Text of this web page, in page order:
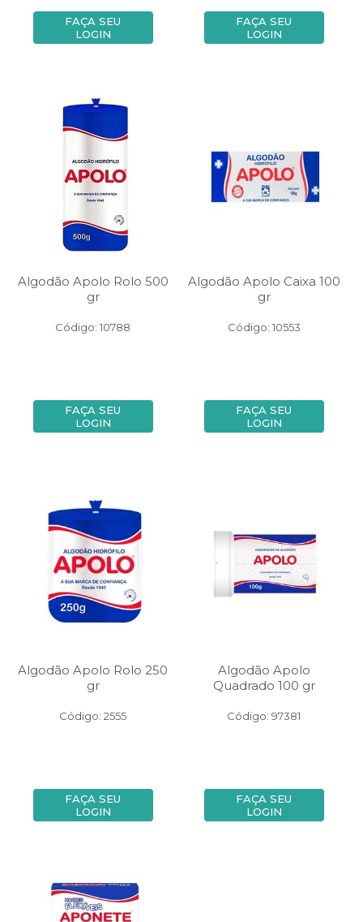
FAÇA SEU
LOGIN
FAÇA SEU
LOGIN
Algodão Apolo Rolo 500
gr
Código: 10788
FAÇA SEU
LOGIN
Algodão Apolo Caixa 100
gr
Código: 10553
FAÇA SEU
LOGIN
Algodão Apolo Rolo 250
gr
Código: 2555
FAÇA SEU
LOGIN
Algodão Apolo
Quadrado 100 gr
Código: 97381
FAÇA SEU
LOGIN